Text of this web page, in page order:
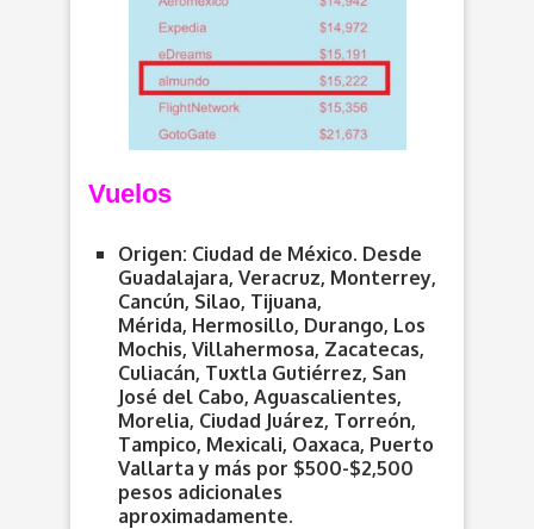
Vuelos
Origen: Ciudad de México. Desde
Guadalajara, Veracruz, Monterrey,
Cancún, Silao, Tijuana,
Mérida, Hermosillo, Durango, Los
Mochis, Villahermosa, Zacatecas,
Culiacán, Tuxtla Gutiérrez, San
José del Cabo, Aguascalientes,
Morelia, Ciudad Juárez, Torreón,
Tampico, Mexicali, Oaxaca, Puerto
Vallarta y más por $500-$2,500
pesos adicionales
aproximadamente.